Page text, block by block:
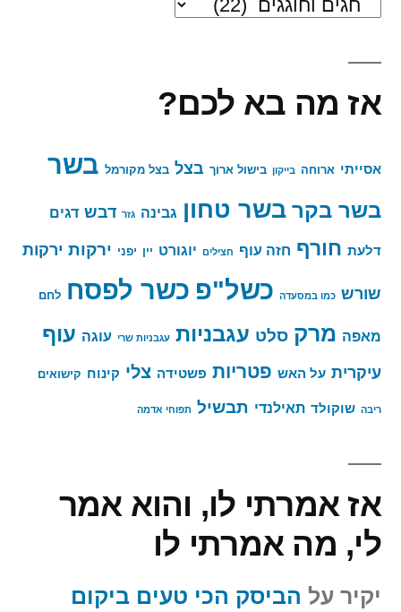
לנו
אז מה בא לכם?
אסייתי ארוחה בייקון בישול ארוך בצל בצל מקורמל בשר
בשר בקר בשר טחון גבינה גזר דבש דגים
דלעת חורף חזה עוף חצילים יוגורט יין יפני ירקות ירקות
שורש כמו במסעדה כשל"פ כשר לפסח לחם
מאפה מרק סלט עגבניות עגבניות שרי עוגה עוף
עיקרית על האש פטריות פשטידה צלי קינוח קישואים
ריבה שוקולד תאילנדי תבשיל תפוחי אדמה
אז אמרתי לו, והוא אמר
לי, מה אמרתי לו
יקיר על הביסק הכי טעים ביקום